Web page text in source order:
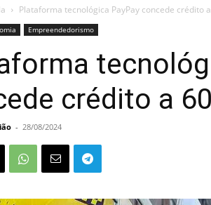
Plataforma tecnológica PayPay concede crédito
Empreendedorismo
crédito a
- 28/08/2024